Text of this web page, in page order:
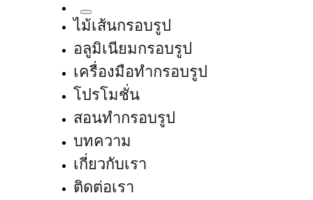
ไม้เส้นกรอบรูป
อลูมิเนียมกรอบรูป
เครื่องมือทำกรอบรูป
โปรโมชั่น
สอนทำกรอบรูป
บทความ
เกี่ยวกับเรา
ติดต่อเรา